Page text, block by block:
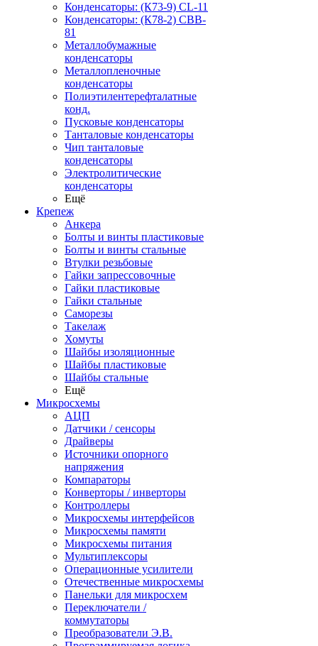
Конденсаторы: (К73-9) CL-11
Конденсаторы: (К78-2) CBB-
81
Металлобумажные
конденсаторы
Металлопленочные
конденсаторы
Полиэтилентерефталатные
конд.
Пусковые конденсаторы
Танталовые конденсаторы
Чип танталовые
конденсаторы
Электролитические
конденсаторы
Ещё
Крепеж
Анкера
Болты и винты пластиковые
Болты и винты стальные
Втулки резьбовые
Гайки запрессовочные
Гайки пластиковые
Гайки стальные
Саморезы
Такелаж
Хомуты
Шайбы изоляционные
Шайбы пластиковые
Шайбы стальные
Ещё
Микросхемы
АЦП
Датчики / сенсоры
Драйверы
Источники опорного
напряжения
Компараторы
Конверторы / инверторы
Контроллеры
Микросхемы интерфейсов
Микросхемы памяти
Микросхемы питания
Мультиплексоры
Операционные усилители
Отечественные микросхемы
Панельки для микросхем
Переключатели /
коммутаторы
Преобразователи Э.В.